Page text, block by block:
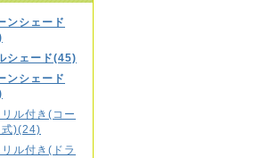
ンシェード
シェード(45)
ンシェード
リル付き(コー
式)(24)
リル付き(ドラ